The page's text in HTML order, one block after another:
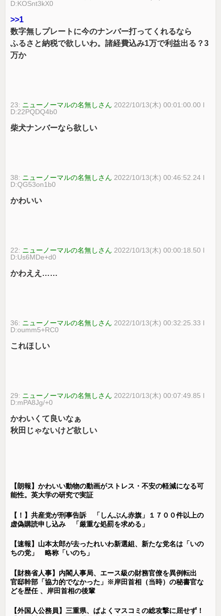
D:KOSnt3kX0
>>1
数字無しプレートに今のナンバー打ってくれるなら
ふるさと納税で欲しいわ。諸経費込み1万で利益出る？3
万か
23: ニューノーマルの名無しさん 2022/10/13(木) 00:01:00.00 I
D:22PQDQ4b0
柴犬ナンバーなら欲しい
38: ニューノーマルの名無しさん 2022/10/13(木) 00:46:52.24 I
D:QG53on1b0
かわいい
22: ニューノーマルの名無しさん 2022/10/13(木) 00:00:18.50 I
D:Us6MDe+d0
かわええ……
36: ニューノーマルの名無しさん 2022/10/13(木) 00:32:25.33 I
D:oumm5+RC0
これほしい
29: ニューノーマルの名無しさん 2022/10/13(木) 00:07:49.85 I
D:mPA8Jg/+0
かわいくて良いなぁ
秋田じゃないけど欲しい
【朗報】かわいい動物の動画がストレス・不安の軽減になる可
能性。英大学の研究で実証
【！】共産党が刑事告訴 「しんぶん赤旗」１７００件以上の
虚偽購読申し込み 「厳重な処罰を求める」
【速報】山本太郎が去ったれいわ新選組、新たな党名は「いの
ちの党」 略称「いのち」
【財務省人事】内閣人事局、エース級の財務官僚を異例転出
官邸幹部「協力的でなかった」※岸田首相（当時）の秘書官な
どを歴任 、岸田首相の後輩
【外国人公務員】三重県、ぱよくマスコミの総攻撃に屈せず！